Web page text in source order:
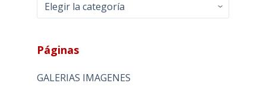
Páginas
GALERIAS IMAGENES